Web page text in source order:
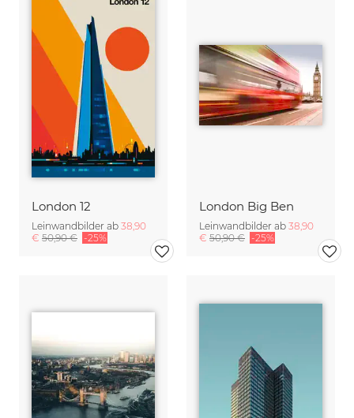
London 12
Leinwandbilder ab 38,90
€ 50,90 € -25%
London Big Ben
Leinwandbilder ab 38,90
€ 50,90 € -25%